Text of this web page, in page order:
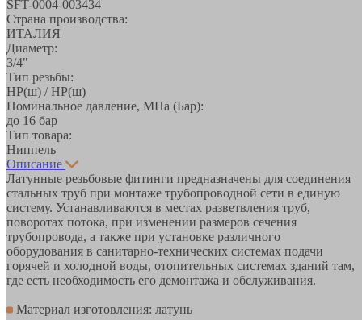
SFT-0004-003434
Страна производства:
ИТАЛИЯ
Диаметр:
3/4"
Тип резьбы:
НР(ш) / НР(ш)
Номинальное давление, МПа (Бар):
до 16 бар
Тип товара:
Ниппель
Описание
Латунные резьбовые фитинги предназначены для соединения
стальных труб при монтаже трубопроводной сети в единую
систему. Устанавливаются в местах разветвления труб,
поворотах потока, при изменении размеров сечения
трубопровода, а также при установке различного
оборудования в санитарно-технических системах подачи
горячей и холодной воды, отопительных системах зданий там,
где есть необходимость его демонтажа и обслуживания.
Материал изготовления: латунь